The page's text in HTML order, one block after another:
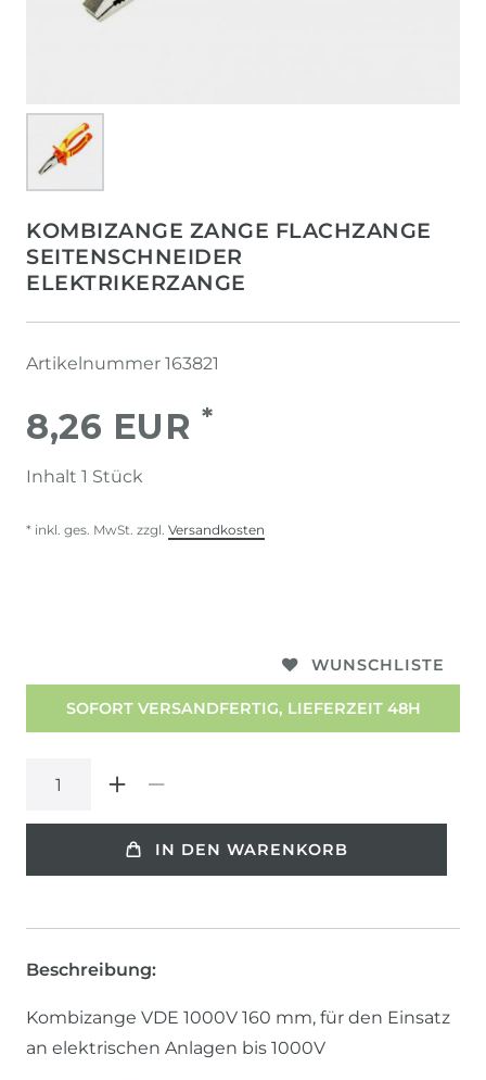
KOMBIZANGE ZANGE FLACHZANGE
SEITENSCHNEIDER
ELEKTRIKERZANGE
Artikelnummer 163821
8,26 EUR *
Inhalt 1 Stück
* inkl. ges. MwSt. zzgl. Versandkosten
WUNSCHLISTE
SOFORT VERSANDFERTIG, LIEFERZEIT 48H
IN DEN WARENKORB
Beschreibung:
Kombizange VDE 1000V 160 mm, für den Einsatz
an elektrischen Anlagen bis 1000V